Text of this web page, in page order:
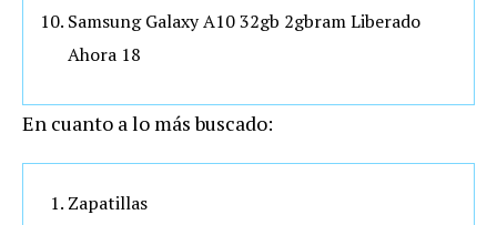
Samsung Galaxy A10 32gb 2gbram Liberado
Ahora 18
En cuanto a lo más buscado:
Zapatillas